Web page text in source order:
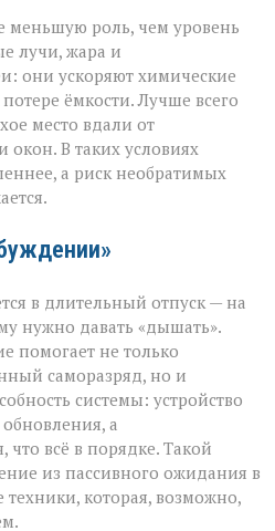
меньшую роль, чем уровень
лучи, жара и
они ускоряют химические
ёмкости. Лучше всего
место вдали от
В таких условиях
а риск необратимых
в длительный отпуск — на
нужно давать «дышать».
помогает не только
саморазряд, но и
системы: устройство
а
что всё в порядке. Такой
из пассивного ожидания в
которая, возможно,